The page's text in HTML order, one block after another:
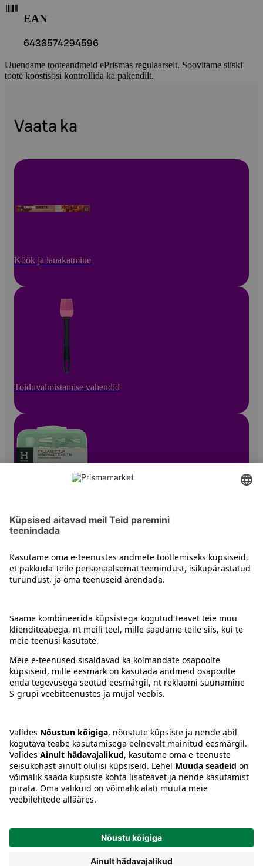
EAN
6438574294596
Uuendame tooteandmeid ePrismas regulaarselt. Soovitame siiski
toote koostisosi kontrollida ka pakendilt.
Vaata ka
Köök ja lauakatmine
Toiduvalmistamise vahendid
Küpsetusvahendid
Juhised
Tingimused
Keel:ETENRU